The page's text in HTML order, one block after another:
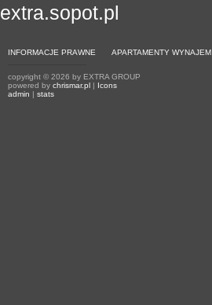
extra.sopot.pl
INFORMACJE PRAWNE APARTAMENTY WYNAJEM
copyright © 2026 by EXTRA GROUP
powered by chrismar.pl | Icons
admin | stats